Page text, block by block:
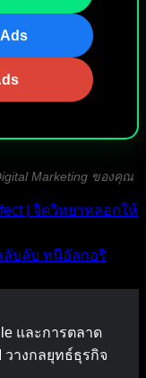
Marketing ของคุณ
| จิตวิทยาหลอกให้
ลับลับ หนีอัลกอริ
และการตลาด
างกลยุทธ์ธุรกิจ